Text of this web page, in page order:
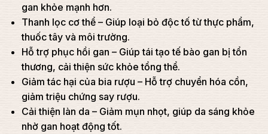
gan khỏe mạnh hơn.
Thanh lọc cơ thể – Giúp loại bỏ độc tố từ thực phẩm,
thuốc tây và môi trường.
Hỗ trợ phục hồi gan – Giúp tái tạo tế bào gan bị tổn
thương, cải thiện sức khỏe tổng thể.
Giảm tác hại của bia rượu – Hỗ trợ chuyển hóa cồn,
giảm triệu chứng say rượu.
Cải thiện làn da – Giảm mụn nhọt, giúp da sáng khỏe
nhờ gan hoạt động tốt.